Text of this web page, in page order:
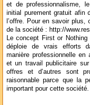
et de professionnalisme,
initial purement gratuit afin
l’offre. Pour en savoir
de la société : http://
Le concept First or
déploie de vrais efforts
manière professionnelle en
et un travail publicitaire
offres et d’autres sont
raisonnable parce que la
important pour cette société.